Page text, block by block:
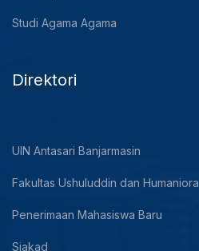
Studi Agama Agama
Direktori
UIN Antasari Banjarmasin
Fakultas Ushuluddin dan Humaniora
Penerimaan Mahasiswa Baru
Siakad